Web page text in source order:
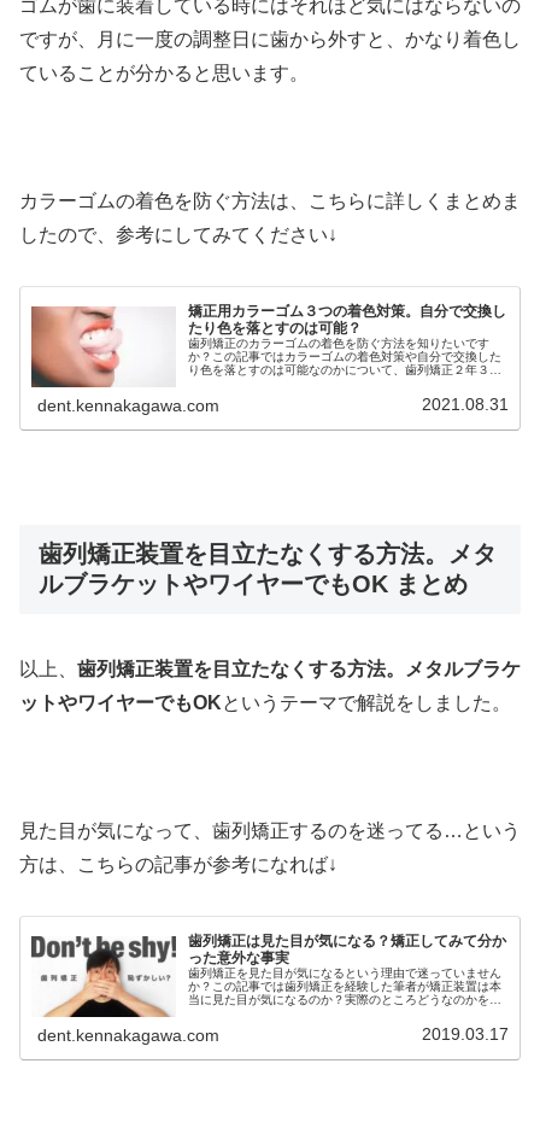
ゴムが歯に装着している時にはそれほど気にはならないの
ですが、月に一度の調整日に歯から外すと、かなり着色し
ていることが分かると思います。
カラーゴムの着色を防ぐ方法は、こちらに詳しくまとめま
したので、参考にしてみてください↓
矯正用カラーゴム３つの着色対策。自分で交換し
たり色を落とすのは可能？
歯列矯正のカラーゴムの着色を防ぐ方法を知りたいです
か？この記事ではカラーゴムの着色対策や自分で交換した
り色を落とすのは可能なのかについて、歯列矯正２年３ヶ
dent.kennakagawa.com 2021.08.31
歯列矯正装置を目立たなくする方法。メタ
ルブラケットやワイヤーでもOK まとめ
以上、 歯列矯正装置を目立たなくする方法。メタルブラケ
ットやワイヤーでもOKというテーマで解説をしました。
見た目が気になって、歯列矯正するのを迷ってる…という
方は、こちらの記事が参考になれば↓
歯列矯正は見た目が気になる？矯正してみて分か
った意外な事実
歯列矯正を見た目が気になるという理由で迷っていません
か？この記事では歯列矯正を経験した筆者が矯正装置は本
当に見た目が気になるのか？実際のところどうなのかを実
dent.kennakagawa.com 2019.03.17